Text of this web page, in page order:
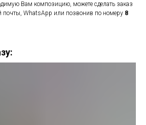
Вам композицию, можете сделать заказ
почты, WhatsApp или позвонив по номеру 8